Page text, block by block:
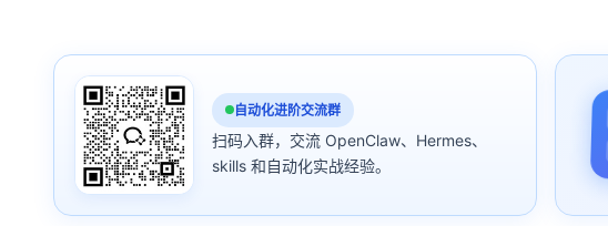
自动化进阶交流群
扫码入群，交流 OpenClaw、Hermes、
skills 和自动化实战经验。